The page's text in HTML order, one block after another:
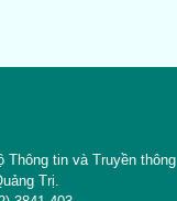
Thông tin và Truyền thông
Trị.